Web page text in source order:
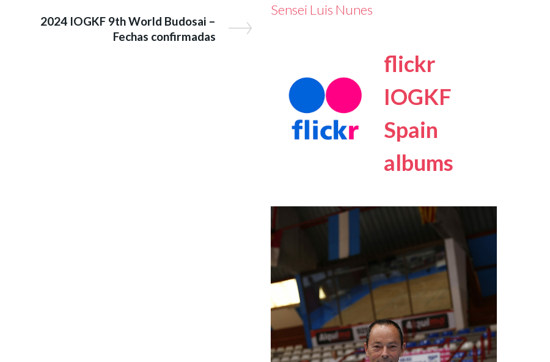
2024 IOGKF 9th World Budosai –
Fechas confirmadas
Sensei Luis Nunes
flickr
IOGKF
Spain
albums